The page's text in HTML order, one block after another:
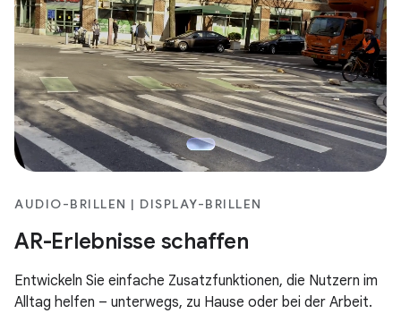
AUDIO-BRILLEN | DISPLAY-BRILLEN
AR-Erlebnisse schaffen
Entwickeln Sie einfache Zusatzfunktionen, die Nutzern im
Alltag helfen – unterwegs, zu Hause oder bei der Arbeit.